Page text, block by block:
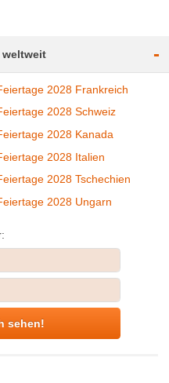
weltweit -
2028 Frankreich
2028 Schweiz
2028 Kanada
2028 Italien
2028 Tschechien
2028 Ungarn
sehen!